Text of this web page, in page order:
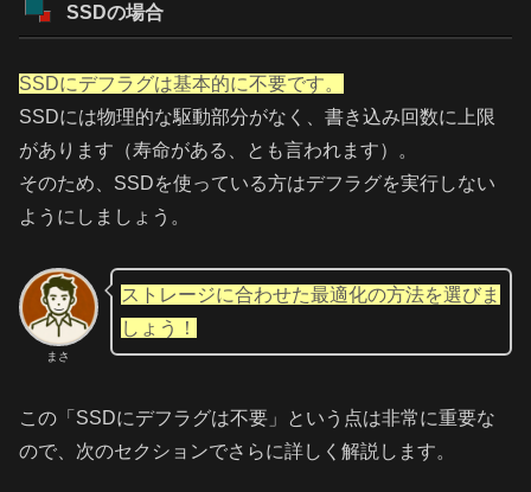
SSDの場合
SSDにデフラグは基本的に不要です。
SSDには物理的な駆動部分がなく、書き込み回数に上限
があります（寿命がある、とも言われます）。
そのため、SSDを使っている方はデフラグを実行しない
ようにしましょう。
まさ
ストレージに合わせた最適化の方法を選びま
しょう！
この「SSDにデフラグは不要」という点は非常に重要な
ので、次のセクションでさらに詳しく解説します。